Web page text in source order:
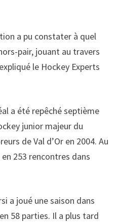
a pu constater à quel
pair, jouant au travers
le Hockey Experts
a été repêché septième
junior majeur du
de Val d’Or en 2004. Au
253 rencontres dans
a joué une saison dans
58 parties. Il a plus tard